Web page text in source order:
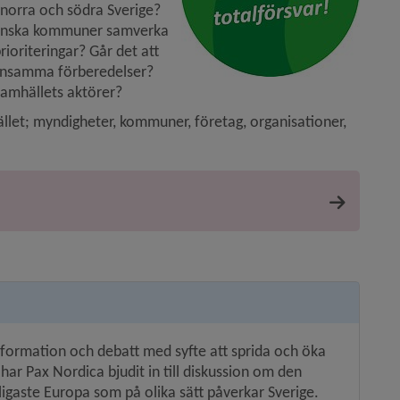
och södra Sverige?
kommuner samverka
Går det att
förberedelser?
aktörer?
myndigheter, kommuner, företag, organisationer,
och debatt med syfte att sprida och öka
Pax Nordica bjudit in till diskussion om den
Europa som på olika sätt påverkar Sverige.